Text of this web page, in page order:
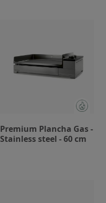
Premium Plancha Gas -
Stainless steel - 60 cm